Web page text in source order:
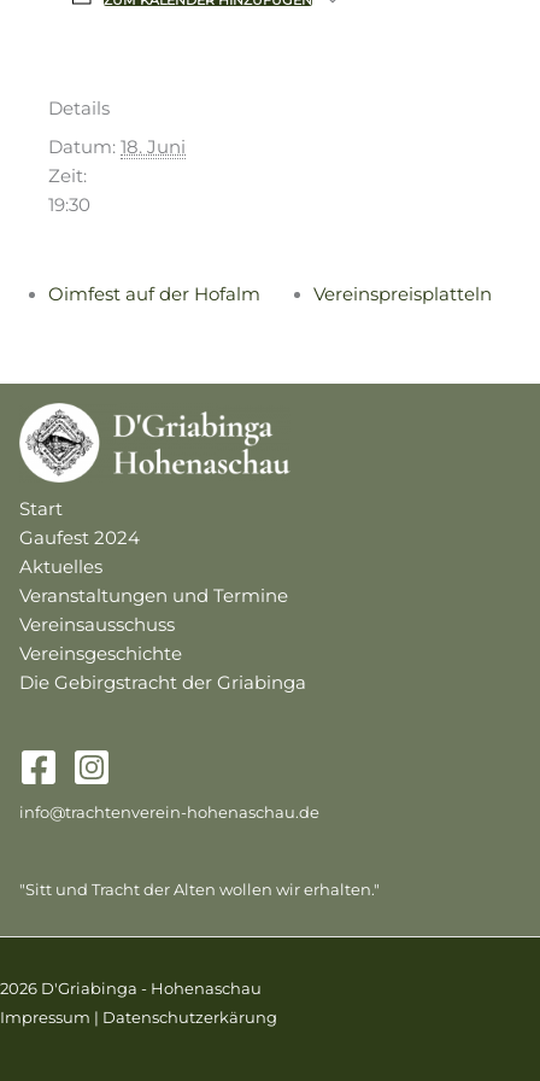
Details
Datum: 18. Juni
Zeit:
19:30
Oimfest auf der Hofalm Vereinspreisplatteln
Start
Gaufest 2024
Aktuelles
Veranstaltungen und Termine
Vereinsausschuss
Vereinsgeschichte
Die Gebirgstracht der Griabinga
info@trachtenverein-hohenaschau.de
"Sitt und Tracht der Alten wollen wir erhalten."
2026 D'Griabinga - Hohenaschau
Impressum | Datenschutzerkärung